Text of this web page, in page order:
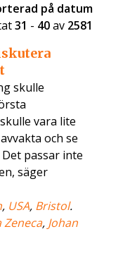
på datum
31 - 40av 2581
skulle
vara lite
och se
passar inte
säger
, USA, Bristol.
Zeneca, Johan